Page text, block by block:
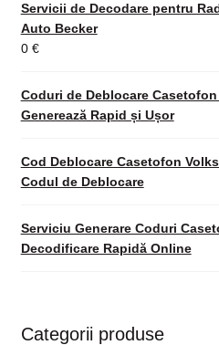
Servicii de Decodare pentru
Auto Becker
0 €
Coduri de Deblocare
Generează Rapid și Ușor
Cod Deblocare Casetofon
Codul de Deblocare
Serviciu Generare Coduri
Decodificare Rapidă Online
Categorii produse